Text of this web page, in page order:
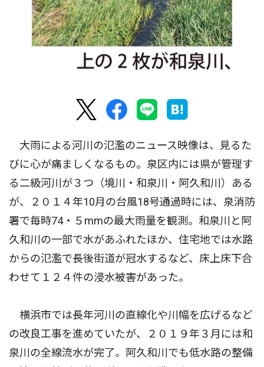
大雨による河川の氾濫のニュース映像は、見るた
びに心が痛ましくなるもの。泉区内には県が管理す
る二級河川が３つ（境川・和泉川・阿久和川）ある
が、２０１４年10月の台風18号通過時には、泉消防
署で毎時74・５mmの最大雨量を観測。和泉川と阿
久和川の一部で水があふれたほか、住宅地では水路
からの氾濫で長後街道が冠水するなど、床上床下合
わせて１２４件の浸水被害があった。
横浜市では長年河川の直線化や川幅を広げるなど
の改良工事を進めていたが、２０１９年３月には和
泉川の全線流水が完了。阿久和川でも低水路の整備